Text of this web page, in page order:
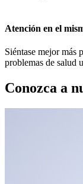
Atención en el
Siéntase mejor más
problemas de salud
Conozca a